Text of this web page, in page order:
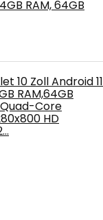
RAM, 64GB
10 Zoll Android 11
RAM,64GB
Quad-Core
HD